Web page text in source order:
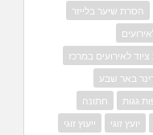
הסרת שיער בלייזר
לאירועים במרכז
באר שבע
גגות
חתונה
יועץ זוגי
ייעוץ זוגי